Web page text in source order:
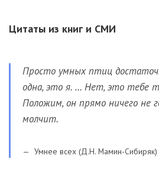
Цитаты из книг и СМИ
Просто умных птиц
одна, это я. … Нет, это тебе
Положим, он прямо ничего не
молчит.
Умнее всех (Д.Н. Мамин-Сибиряк)